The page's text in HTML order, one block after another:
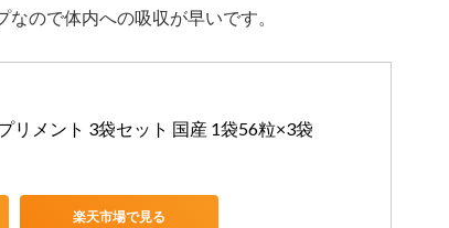
ので体内への吸収が早いです。
リメント 3袋セット 国産 1袋56粒×3袋
楽天市場で見る